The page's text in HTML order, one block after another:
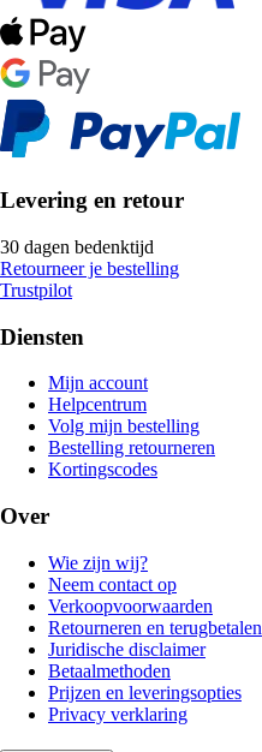
Levering en retour
30 dagen bedenktijd
Retourneer je bestelling
Trustpilot
Diensten
Mijn account
Helpcentrum
Volg mijn bestelling
Bestelling retourneren
Kortingscodes
Over
Wie zijn wij?
Neem contact op
Verkoopvoorwaarden
Retourneren en terugbetalen
Juridische disclaimer
Betaalmethoden
Prijzen en leveringsopties
Privacy verklaring